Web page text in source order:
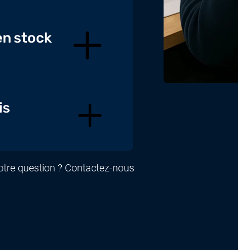
stock
question ? Contactez-nous